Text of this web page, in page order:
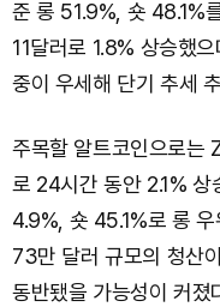
준 롱 51.9%, 숏 48.1%
11달러로 1.8% 상승했
중이 우세해 단기 추세
주목할 알트코인으로는
로 24시간 동안 2.1%
4.9%, 숏 45.1%로 롱
73만 달러 규모의 청산
동반됐을 가능성이 커